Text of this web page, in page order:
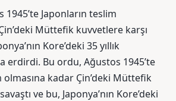
Japonların teslim
Müttefik kuvvetlere karşı
Kore’deki 35 yıllık
erdirdi. Bu ordu, Ağustos 1945’te
olmasına kadar Çin’deki Müttefik
ve bu, Japonya’nın Kore’deki